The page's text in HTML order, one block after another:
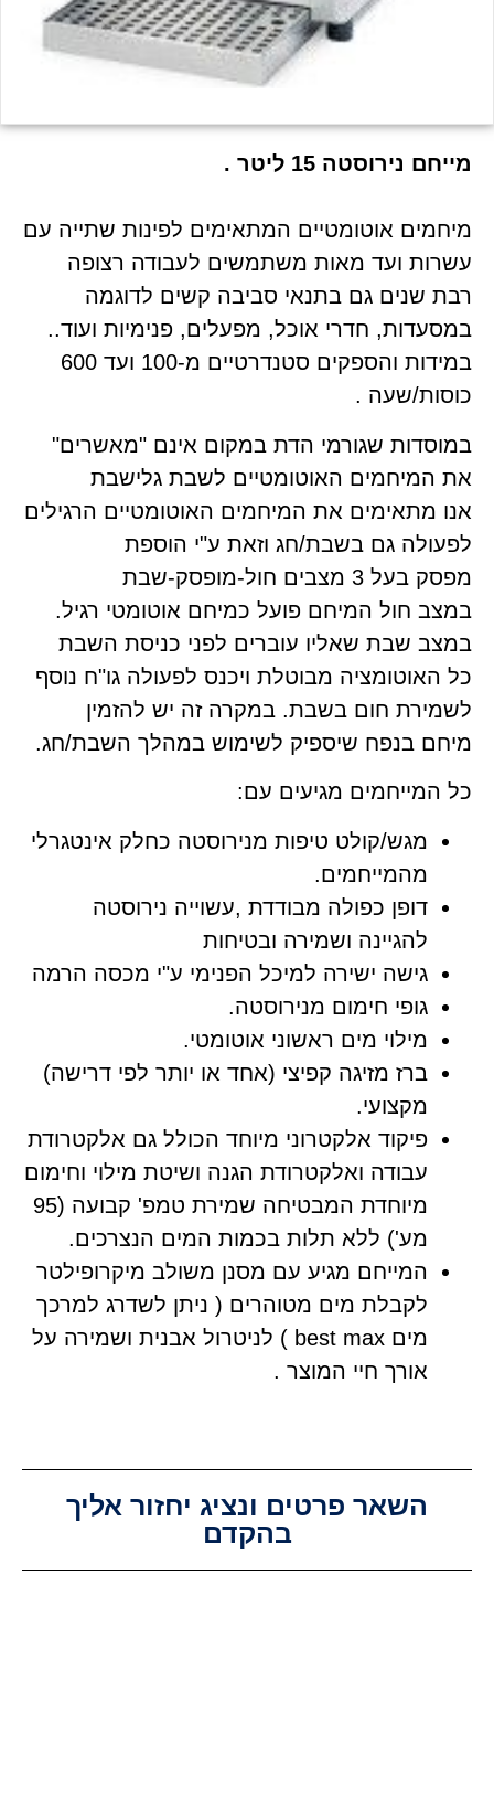
מייחם נירוסטה 15 ליטר .
מיחמים אוטומטיים המתאימים לפינות שתייה עם
עשרות ועד מאות משתמשים לעבודה רצופה
רבת שנים גם בתנאי סביבה קשים לדוגמה
במסעדות, חדרי אוכל, מפעלים, פנימיות ועוד..
במידות והספקים סטנדרטיים מ-100 ועד 600
כוסות/שעה .
במוסדות שגורמי הדת במקום אינם "מאשרים"
את המיחמים האוטומטיים לשבת גלישבת
אנו מתאימים את המיחמים האוטומטיים הרגילים
לפעולה גם בשבת/חג וזאת ע"י הוספת
מפסק בעל 3 מצבים חול-מופסק-שבת
במצב חול המיחם פועל כמיחם אוטומטי רגיל.
במצב שבת שאליו עוברים לפני כניסת השבת
כל האוטומציה מבוטלת ויכנס לפעולה גו"ח נוסף
לשמירת חום בשבת. במקרה זה יש להזמין
מיחם בנפח שיספיק לשימוש במהלך השבת/חג.
כל המייחמים מגיעים עם:
מגש/קולט טיפות מנירוסטה כחלק אינטגרלי
מהמייחמים.
דופן כפולה מבודדת ,עשוייה נירוסטה
להגיינה ושמירה ובטיחות
גישה ישירה למיכל הפנימי ע"י מכסה הרמה
גופי חימום מנירוסטה.
מילוי מים ראשוני אוטומטי.
ברז מזיגה קפיצי (אחד או יותר לפי דרישה)
מקצועי.
פיקוד אלקטרוני מיוחד הכולל גם אלקטרודת
עבודה ואלקטרודת הגנה ושיטת מילוי וחימום
מיוחדת המבטיחה שמירת טמפ' קבועה (95
מע') ללא תלות בכמות המים הנצרכים.
המייחם מגיע עם מסנן משולב מיקרופילטר
לקבלת מים מטוהרים ( ניתן לשדרג למרכך
מים best max ) לניטרול אבנית ושמירה על
אורך חיי המוצר .
השאר פרטים ונציג יחזור אליך
בהקדם